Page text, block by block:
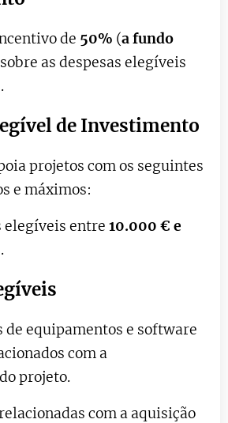
de 50% (afundo
as despesas elegíveis
de Investimento
projetos com os seguintes
e máximos:
elegíveis entre 10.000 € e
.
de equipamentos e software
com a
projeto.
com a aquisição